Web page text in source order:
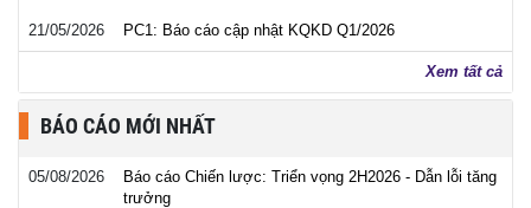
21/05/2026 PC1: Báo cáo cập nhật KQKD Q1/2026
Xem tất cả
BÁO CÁO MỚI NHẤT
05/08/2026
Báo cáo Chiến lược: Triển vọng 2H2026 - Dẫn lỗi tăng
trưởng